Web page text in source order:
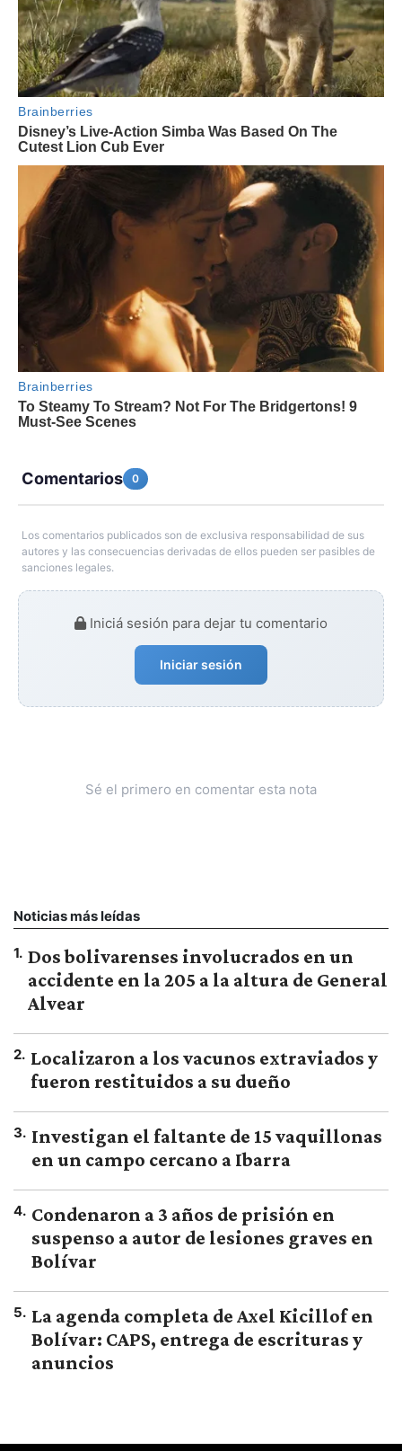
Comentarios 0
Los comentarios publicados son de exclusiva responsabilidad de sus
autores y las consecuencias derivadas de ellos pueden ser pasibles de
sanciones legales.
Iniciá sesión para dejar tu comentario
Iniciar sesión
Sé el primero en comentar esta nota
Noticias más leídas
1. Dos bolivarenses involucrados en un
accidente en la 205 a la altura de General
Alvear
2. Localizaron a los vacunos extraviados y
fueron restituidos a su dueño
3. Investigan el faltante de 15 vaquillonas
en un campo cercano a Ibarra
4. Condenaron a 3 años de prisión en
suspenso a autor de lesiones graves en
Bolívar
5. La agenda completa de Axel Kicillof en
Bolívar: CAPS, entrega de escrituras y
anuncios